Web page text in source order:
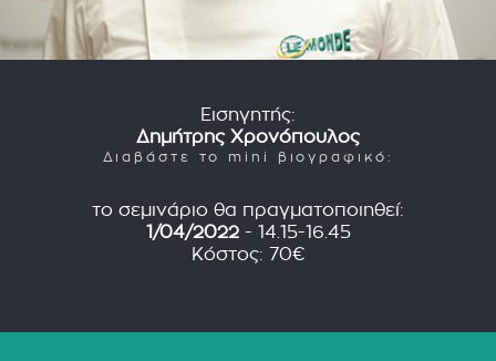
Εισηγητής:
Δημήτρης Χρονόπουλος
Διαβάστε το mini βιογραφικό:
το σεμινάριο θα πραγματοποιηθεί:
1/04/2022- 14.15-16.45
Κόστος: 70€